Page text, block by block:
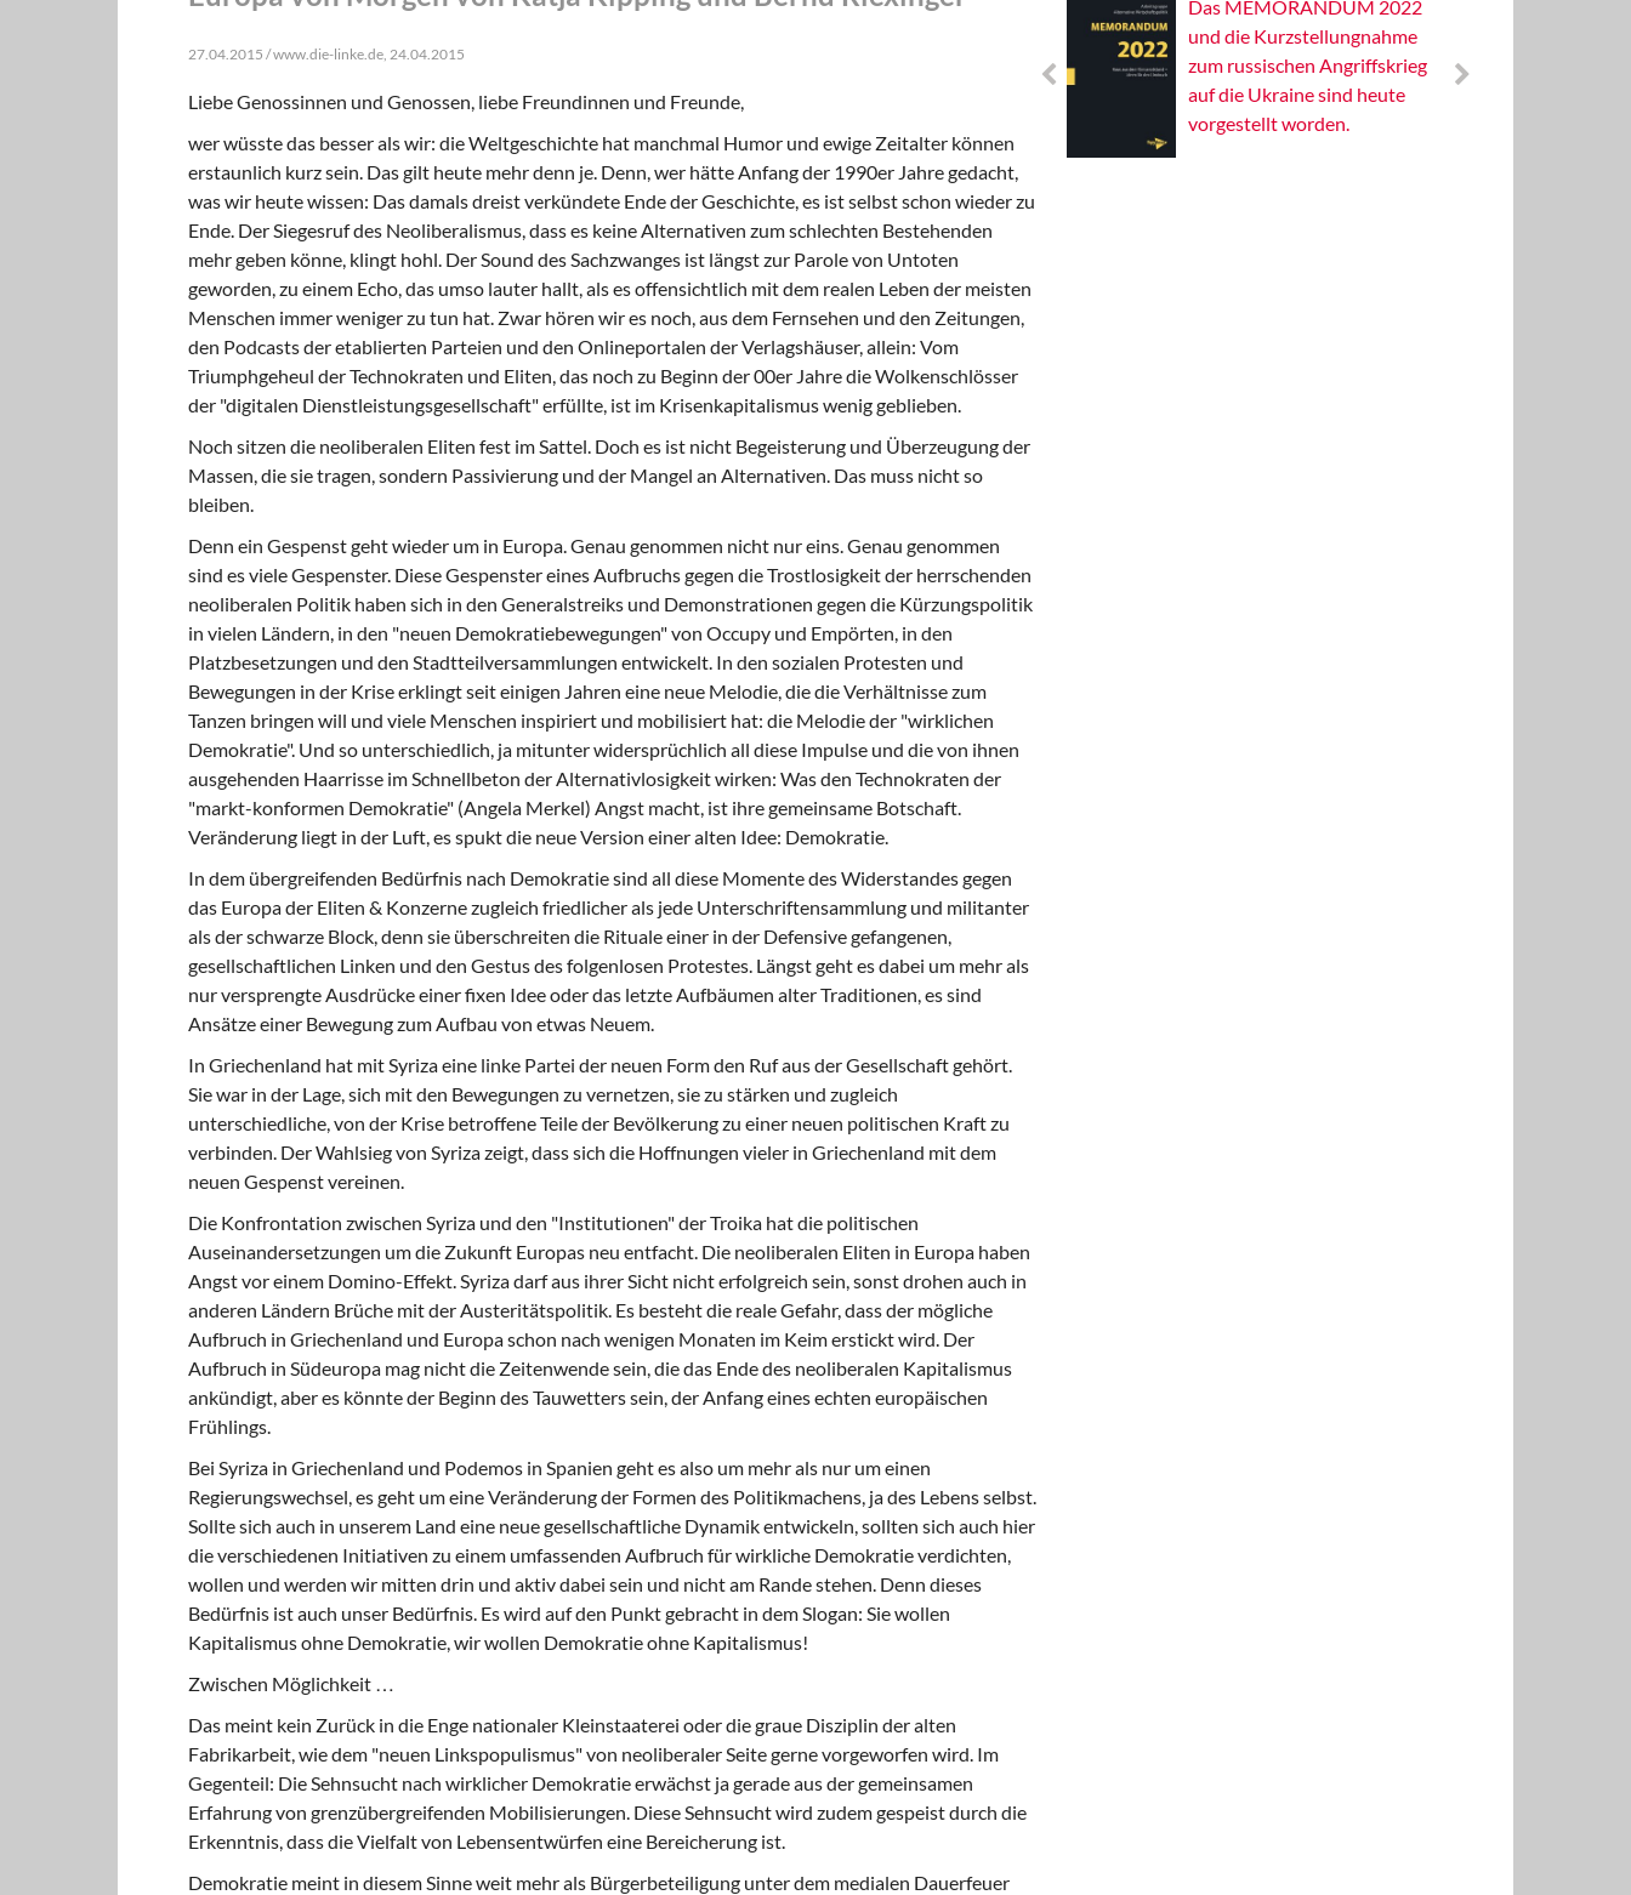
27.04.2015 / www.die-linke.de, 24.04.2015
Liebe Genossinnen und Genossen, liebe Freundinnen und Freunde,
wer wüsste das besser als wir: die Weltgeschichte hat manchmal Humor und ewige Zeitalter können
erstaunlich kurz sein. Das gilt heute mehr denn je. Denn, wer hätte Anfang der 1990er Jahre gedacht,
was wir heute wissen: Das damals dreist verkündete Ende der Geschichte, es ist selbst schon wieder zu
Ende. Der Siegesruf des Neoliberalismus, dass es keine Alternativen zum schlechten Bestehenden
mehr geben könne, klingt hohl. Der Sound des Sachzwanges ist längst zur Parole von Untoten
geworden, zu einem Echo, das umso lauter hallt, als es offensichtlich mit dem realen Leben der meisten
Menschen immer weniger zu tun hat. Zwar hören wir es noch, aus dem Fernsehen und den Zeitungen,
den Podcasts der etablierten Parteien und den Onlineportalen der Verlagshäuser, allein: Vom
Triumphgeheul der Technokraten und Eliten, das noch zu Beginn der 00er Jahre die Wolkenschlösser
der "digitalen Dienstleistungsgesellschaft" erfüllte, ist im Krisenkapitalismus wenig geblieben.
Noch sitzen die neoliberalen Eliten fest im Sattel. Doch es ist nicht Begeisterung und Überzeugung der
Massen, die sie tragen, sondern Passivierung und der Mangel an Alternativen. Das muss nicht so
bleiben.
Denn ein Gespenst geht wieder um in Europa. Genau genommen nicht nur eins. Genau genommen
sind es viele Gespenster. Diese Gespenster eines Aufbruchs gegen die Trostlosigkeit der herrschenden
neoliberalen Politik haben sich in den Generalstreiks und Demonstrationen gegen die Kürzungspolitik
in vielen Ländern, in den "neuen Demokratiebewegungen" von Occupy und Empörten, in den
Platzbesetzungen und den Stadtteilversammlungen entwickelt. In den sozialen Protesten und
Bewegungen in der Krise erklingt seit einigen Jahren eine neue Melodie, die die Verhältnisse zum
Tanzen bringen will und viele Menschen inspiriert und mobilisiert hat: die Melodie der "wirklichen
Demokratie". Und so unterschiedlich, ja mitunter widersprüchlich all diese Impulse und die von ihnen
ausgehenden Haarrisse im Schnellbeton der Alternativlosigkeit wirken: Was den Technokraten der
"markt-konformen Demokratie" (Angela Merkel) Angst macht, ist ihre gemeinsame Botschaft.
Veränderung liegt in der Luft, es spukt die neue Version einer alten Idee: Demokratie.
In dem übergreifenden Bedürfnis nach Demokratie sind all diese Momente des Widerstandes gegen
das Europa der Eliten & Konzerne zugleich friedlicher als jede Unterschriftensammlung und militanter
als der schwarze Block, denn sie überschreiten die Rituale einer in der Defensive gefangenen,
gesellschaftlichen Linken und den Gestus des folgenlosen Protestes. Längst geht es dabei um mehr als
nur versprengte Ausdrücke einer fixen Idee oder das letzte Aufbäumen alter Traditionen, es sind
Ansätze einer Bewegung zum Aufbau von etwas Neuem.
In Griechenland hat mit Syriza eine linke Partei der neuen Form den Ruf aus der Gesellschaft gehört.
Sie war in der Lage, sich mit den Bewegungen zu vernetzen, sie zu stärken und zugleich
unterschiedliche, von der Krise betroffene Teile der Bevölkerung zu einer neuen politischen Kraft zu
verbinden. Der Wahlsieg von Syriza zeigt, dass sich die Hoffnungen vieler in Griechenland mit dem
neuen Gespenst vereinen.
Die Konfrontation zwischen Syriza und den "Institutionen" der Troika hat die politischen
Auseinandersetzungen um die Zukunft Europas neu entfacht. Die neoliberalen Eliten in Europa haben
Angst vor einem Domino-Effekt. Syriza darf aus ihrer Sicht nicht erfolgreich sein, sonst drohen auch in
anderen Ländern Brüche mit der Austeritätspolitik. Es besteht die reale Gefahr, dass der mögliche
Aufbruch in Griechenland und Europa schon nach wenigen Monaten im Keim erstickt wird. Der
Aufbruch in Südeuropa mag nicht die Zeitenwende sein, die das Ende des neoliberalen Kapitalismus
ankündigt, aber es könnte der Beginn des Tauwetters sein, der Anfang eines echten europäischen
Frühlings.
Bei Syriza in Griechenland und Podemos in Spanien geht es also um mehr als nur um einen
Regierungswechsel, es geht um eine Veränderung der Formen des Politikmachens, ja des Lebens selbst.
Sollte sich auch in unserem Land eine neue gesellschaftliche Dynamik entwickeln, sollten sich auch hier
die verschiedenen Initiativen zu einem umfassenden Aufbruch für wirkliche Demokratie verdichten,
wollen und werden wir mitten drin und aktiv dabei sein und nicht am Rande stehen. Denn dieses
Bedürfnis ist auch unser Bedürfnis. Es wird auf den Punkt gebracht in dem Slogan: Sie wollen
Kapitalismus ohne Demokratie, wir wollen Demokratie ohne Kapitalismus!
Zwischen Möglichkeit …
Das meint kein Zurück in die Enge nationaler Kleinstaaterei oder die graue Disziplin der alten
Fabrikarbeit, wie dem "neuen Linkspopulismus" von neoliberaler Seite gerne vorgeworfen wird. Im
Gegenteil: Die Sehnsucht nach wirklicher Demokratie erwächst ja gerade aus der gemeinsamen
Erfahrung von grenzübergreifenden Mobilisierungen. Diese Sehnsucht wird zudem gespeist durch die
Erkenntnis, dass die Vielfalt von Lebensentwürfen eine Bereicherung ist.
Demokratie meint in diesem Sinne weit mehr als Bürgerbeteiligung unter dem medialen Dauerfeuer
Solidarisches EUropa -
Das MEMORANDUM 2022
und die Kurzstellungnahme
zum russischen Angriffskrieg
auf die Ukraine sind heute
vorgestellt worden.